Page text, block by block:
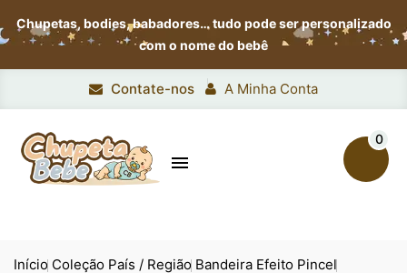
Chupetas, bodies, babadores…tudo pode ser personalizado
com o nome do bebê
Contate-nos A Minha Conta

0
Início Coleção País / Região Bandeira Efeito Pincel